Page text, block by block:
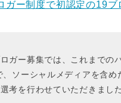
ガー制度で初認定の19
ガー募集では、これまでの
ソーシャルメディアを含
考を行わせていただきました